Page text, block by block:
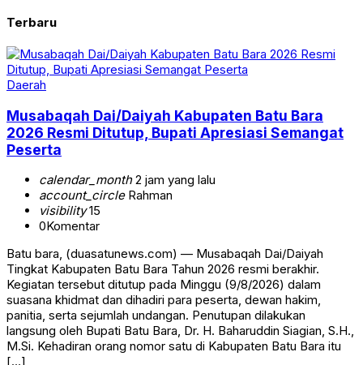
Terbaru
Daerah
Musabaqah Dai/Daiyah Kabupaten Batu Bara
2026 Resmi Ditutup, Bupati Apresiasi Semangat
Peserta
calendar_month2 jam yang lalu
account_circleRahman
visibility15
0Komentar
Batu bara, (duasatunews.com) — Musabaqah Dai/Daiyah
Tingkat Kabupaten Batu Bara Tahun 2026 resmi berakhir.
Kegiatan tersebut ditutup pada Minggu (9/8/2026) dalam
suasana khidmat dan dihadiri para peserta, dewan hakim,
panitia, serta sejumlah undangan. Penutupan dilakukan
langsung oleh Bupati Batu Bara, Dr. H. Baharuddin Siagian, S.H.,
M.Si. Kehadiran orang nomor satu di Kabupaten Batu Bara itu
[…]